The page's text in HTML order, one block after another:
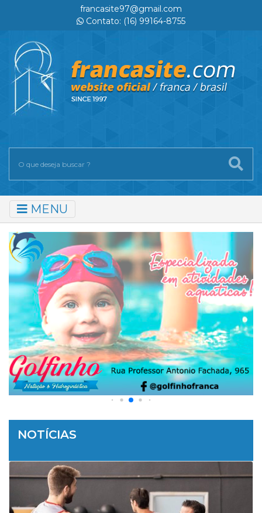
francasite97@gmail.com
Contato: (16) 99164-8755
MENU
NOTÍCIAS